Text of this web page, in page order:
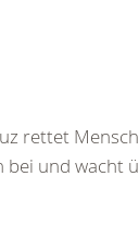
rettet
und wacht